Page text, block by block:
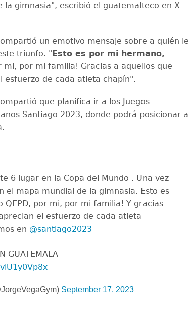
la gimnasia", escribió el guatemalteco en X
un emotivo mensaje sobre a quién le
triunfo. "Esto es por mi hermano,
mi, por mi familia! Gracias a aquellos que
esfuerzo de cada atleta chapín".
que planifica ir a los Juegos
Santiago 2023, donde podrá posicionar a
6 lugar en la Copa del Mundo . Una vez
el mapa mundial de la gimnasia. Esto es
QEPD, por mi, por mi familia! Y gracias
el esfuerzo de cada atleta
en @santiago2023
GUATEMALA
September 17, 2023